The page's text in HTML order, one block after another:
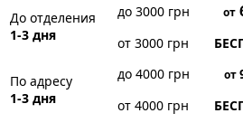
До отделения
1-3 дня
до 3000 грн от
от 3000 грн
По адресу
1-3 дня
до 4000 грн от
от 4000 грн